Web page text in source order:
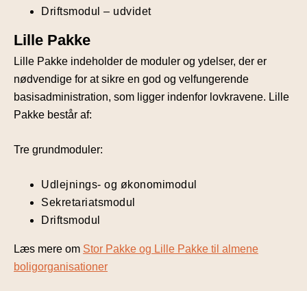
Driftsmodul – udvidet
Lille Pakke
Lille Pakke indeholder de moduler og ydelser, der er
nødvendige for at sikre en god og velfungerende
basisadministration, som ligger indenfor lovkravene. Lille
Pakke består af:
Tre grundmoduler:
Udlejnings- og økonomimodul
Sekretariatsmodul
Driftsmodul
Læs mere om Stor Pakke og Lille Pakke til almene
boligorganisationer